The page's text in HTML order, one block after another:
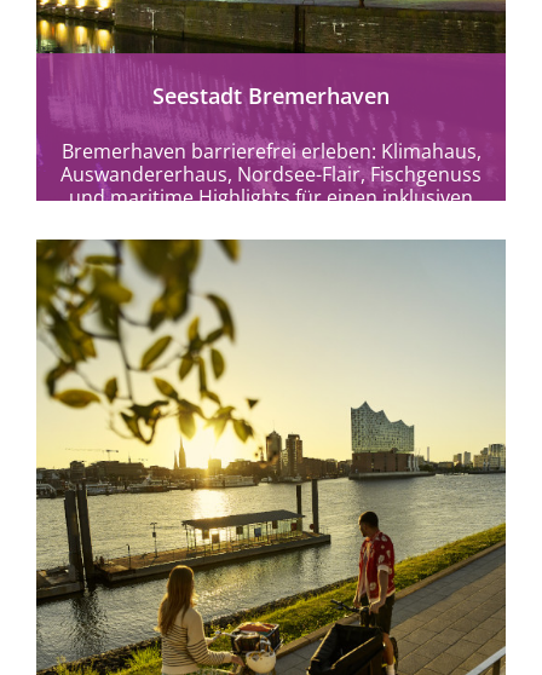
Seestadt Bremerhaven
Bremerhaven barrierefrei erleben: Klimahaus,
Auswandererhaus, Nordsee-Flair, Fischgenuss
und maritime Highlights für einen inklusiven
mehr erfahren